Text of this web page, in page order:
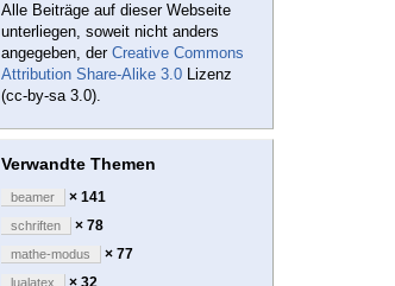
Alle Beiträge auf dieser Webseite
unterliegen, soweit nicht anders
angegeben, der Creative Commons
Attribution Share-Alike 3.0 Lizenz
(cc-by-sa 3.0).
Verwandte Themen
beamer × 141
schriften × 78
mathe-modus × 77
lualatex